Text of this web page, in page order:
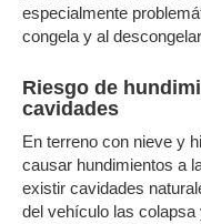
especialmente
congela y al
Riesgo de
cavidades
En terreno con nieve y
causar hundimientos a
existir cavidades
del vehículo las